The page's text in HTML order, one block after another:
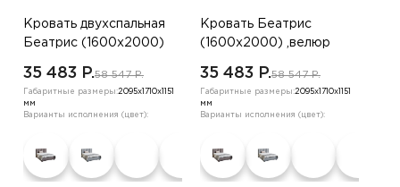
Кровать двухспальная
Беатрис (1600х2000)
35 483 P.58 547 P.
Габаритные размеры:2095х1710х1151
мм
Варианты исполнения (цвет):
Кровать Беатрис
(1600х2000) ,велюр
35 483 P.58 547 P.
Габаритные размеры:2095х1710х1151
мм
Варианты исполнения (цвет):